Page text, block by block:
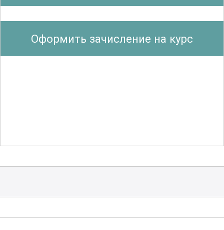
профессионализма.
каквакуумные кристаллизаторы,
эксплуатировать аппараты для
Оформить зачисление на курс